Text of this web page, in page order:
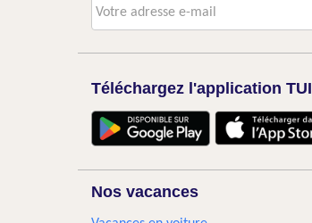
Téléchargez l'application TUI
Nos vacances